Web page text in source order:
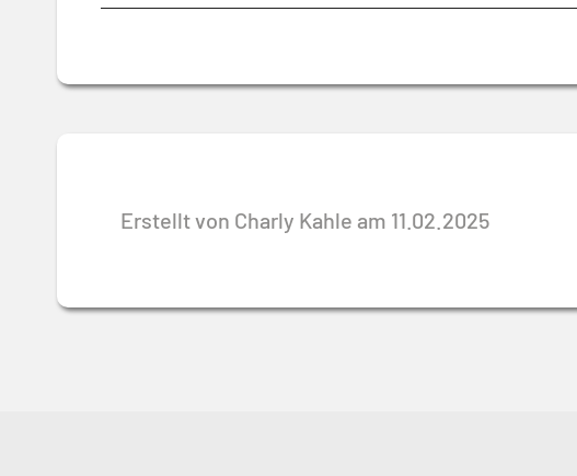
Erstellt von Charly Kahle am 11.02.2025